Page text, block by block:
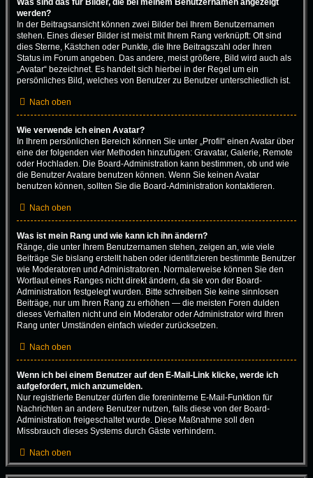
Was sind das für Bilder, die bei meinem Benutzernamen angezeigt
werden?
In der Beitragsansicht können zwei Bilder bei Ihrem Benutzernamen
stehen. Eines dieser Bilder ist meist mit Ihrem Rang verknüpft: Oft sind
dies Sterne, Kästchen oder Punkte, die Ihre Beitragszahl oder Ihren
Status im Forum angeben. Das andere, meist größere, Bild wird auch als
„Avatar“ bezeichnet. Es handelt sich hierbei in der Regel um ein
persönliches Bild, welches von Benutzer zu Benutzer unterschiedlich ist.
Nach oben
Wie verwende ich einen Avatar?
In Ihrem persönlichen Bereich können Sie unter „Profil“ einen Avatar über
eine der folgenden vier Methoden hinzufügen: Gravatar, Galerie, Remote
oder Hochladen. Die Board-Administration kann bestimmen, ob und wie
die Benutzer Avatare benutzen können. Wenn Sie keinen Avatar
benutzen können, sollten Sie die Board-Administration kontaktieren.
Nach oben
Was ist mein Rang und wie kann ich ihn ändern?
Ränge, die unter Ihrem Benutzernamen stehen, zeigen an, wie viele
Beiträge Sie bislang erstellt haben oder identifizieren bestimmte Benutzer
wie Moderatoren und Administratoren. Normalerweise können Sie den
Wortlaut eines Ranges nicht direkt ändern, da sie von der Board-
Administration festgelegt wurden. Bitte schreiben Sie keine sinnlosen
Beiträge, nur um Ihren Rang zu erhöhen — die meisten Foren dulden
dieses Verhalten nicht und ein Moderator oder Administrator wird Ihren
Rang unter Umständen einfach wieder zurücksetzen.
Nach oben
Wenn ich bei einem Benutzer auf den E-Mail-Link klicke, werde ich
aufgefordert, mich anzumelden.
Nur registrierte Benutzer dürfen die foreninterne E-Mail-Funktion für
Nachrichten an andere Benutzer nutzen, falls diese von der Board-
Administration freigeschaltet wurde. Diese Maßnahme soll den
Missbrauch dieses Systems durch Gäste verhindern.
Nach oben